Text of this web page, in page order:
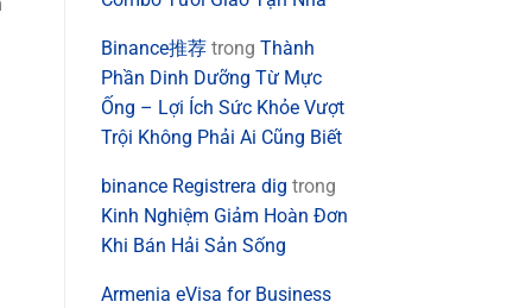
Binance推荐trong Thành
Phần Dinh Dưỡng Từ Mực
Ống – Lợi Ích Sức Khỏe Vượt
Trội Không Phải Ai Cũng Biết
binance Registrera dig trong
Kinh Nghiệm Giảm Hoàn Đơn
Khi Bán Hải Sản Sống
Armenia eVisa for Business